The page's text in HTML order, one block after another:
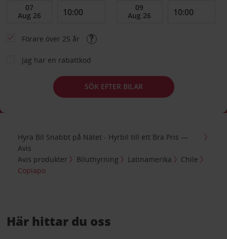
Förare över 25 år
Jag har en rabattkod
SÖK EFTER BILAR
Hyra Bil Snabbt på Nätet - Hyrbil till ett Bra Pris —
Avis
Avis produkter
Biluthyrning Latinamerika
Chile
Copiapo
Här hittar du oss